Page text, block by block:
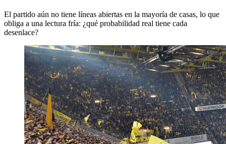
El partido aún no tiene líneas abiertas en la mayoría de casas, lo que
obliga a una lectura fría: ¿qué probabilidad real tiene cada
desenlace?